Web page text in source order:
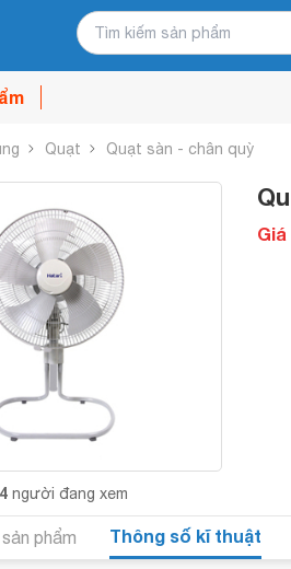
Quạt Quạt sàn - chân quỳ
người đang xem
phẩm Thông số kĩ thuật